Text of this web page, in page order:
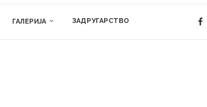
ГАЛЕРИЈА ЗАДРУГАРСТВО